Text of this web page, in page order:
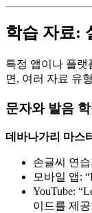
학습 자료:
특정 앱이나 플
면, 여러 자료 유
문자와 발음
데바나가리 마스
손글씨 연습
모바일 앱:
YouTube:
이드를 제